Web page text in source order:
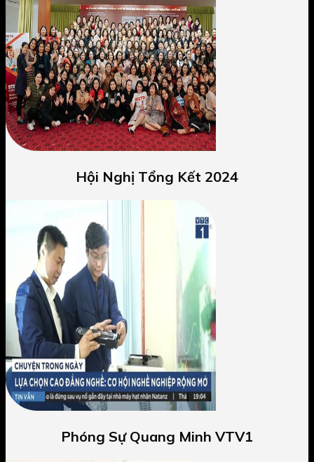
Hội Nghị Tổng Kết 2024
Phóng Sự Quang Minh VTV1